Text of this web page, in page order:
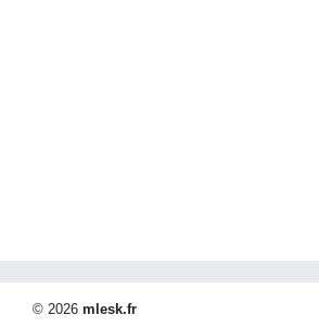
© 2026 mlesk.fr